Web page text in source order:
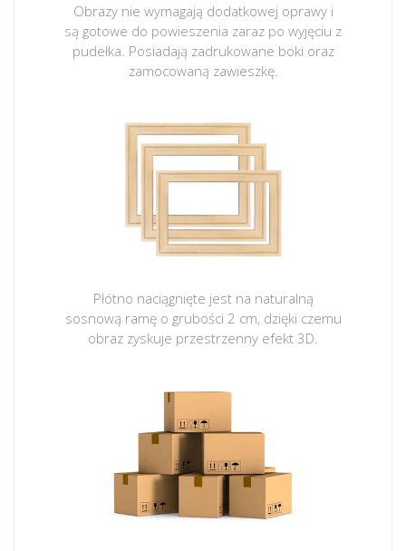
Obrazy nie wymagają dodatkowej oprawy i
są gotowe do powieszenia zaraz po wyjęciu z
pudełka. Posiadają zadrukowane boki oraz
zamocowaną zawieszkę.
Płótno naciągnięte jest na naturalną
sosnową ramę o grubości 2 cm, dzięki czemu
obraz zyskuje przestrzenny efekt 3D.